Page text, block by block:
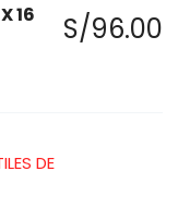
16
S/96.00
DE